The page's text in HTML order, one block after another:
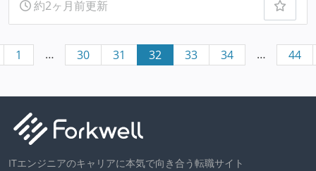
約2ヶ月前更新
1 … 30 31 32 33 34 … 44
ITエンジニアのキャリアに本気で向き合う転職サイト